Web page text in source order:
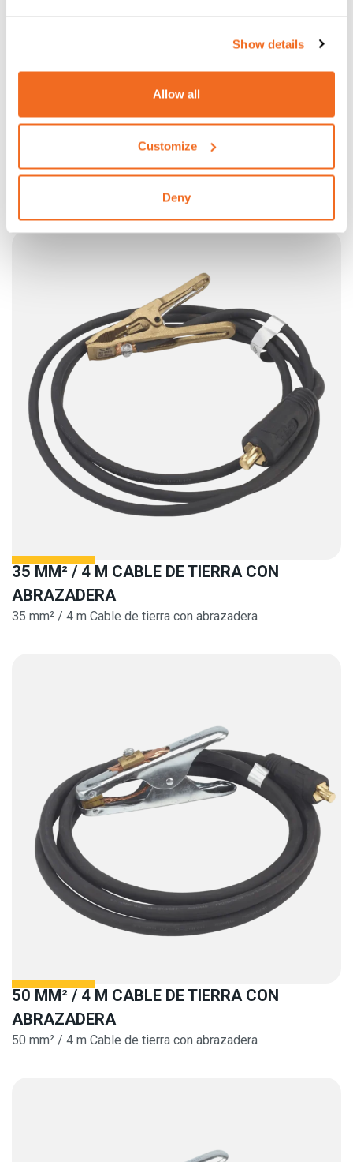
Show details
Allow all
Customize
Deny
TROLLEY PRIME CT 80
Trolley PRIME CT 80 para generador, cilindro (y
35 MM² / 4 M CABLE DE TIERRA CON
ABRAZADERA
35 mm² / 4 m Cable de tierra con abrazadera
50 MM² / 4 M CABLE DE TIERRA CON
ABRAZADERA
50 mm² / 4 m Cable de tierra con abrazadera